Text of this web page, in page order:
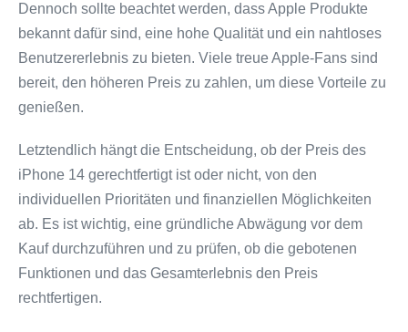
Dennoch sollte beachtet werden, dass Apple Produkte
bekannt dafür sind, eine hohe Qualität und ein nahtloses
Benutzererlebnis zu bieten. Viele treue Apple-Fans sind
bereit, den höheren Preis zu zahlen, um diese Vorteile zu
genießen.
Letztendlich hängt die Entscheidung, ob der Preis des
iPhone 14 gerechtfertigt ist oder nicht, von den
individuellen Prioritäten und finanziellen Möglichkeiten
ab. Es ist wichtig, eine gründliche Abwägung vor dem
Kauf durchzuführen und zu prüfen, ob die gebotenen
Funktionen und das Gesamterlebnis den Preis
rechtfertigen.